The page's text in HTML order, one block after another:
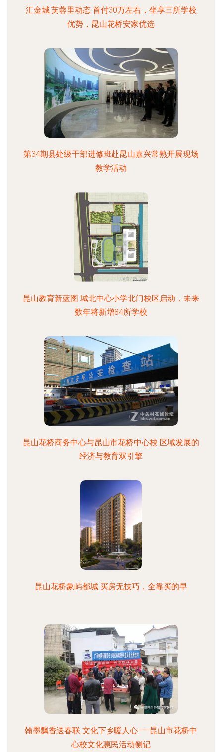
汇金城·芙蓉里动态 首付30万左右，坐享三所学校
优势，昆山花桥安家优选
第34期县处级干部进修班赴昆山嘉兴常熟开展现场
教学活动
昆山教育新蓝图 城北中心小学北门校区启动，未来
数年将新增84所学校
昆山花桥商务中心与昆山市花桥中心校 区域发展的
经济与教育双引擎
昆山花桥象屿都城 买房无技巧，全靠买的早
翰墨飘香送春联 文化下乡暖人心——昆山市花桥中
心校文化惠民活动侧记